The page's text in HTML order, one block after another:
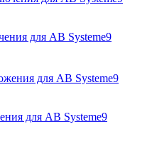
для АВ Systeme9
для АВ Systeme9